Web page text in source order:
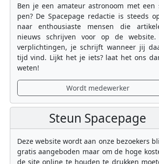
Ben je een amateur astronoom met een
pen? De Spacepage redactie is steeds
naar enthousiaste mensen die
nieuws schrijven voor op de website.
verplichtingen, je schrijft wanneer jij
tijd vind. Lijkt het je iets? laat het ons
weten!
Wordt medewerker
Steun Spacepage
Deze website wordt aan onze bezoekers
gratis aangeboden maar om de hoge
de site online te houden te drukken